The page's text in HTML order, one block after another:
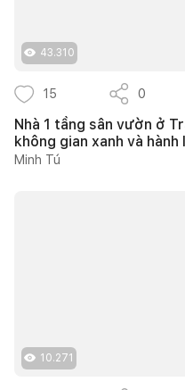
43.310
15 0
Nhà 1 tầng sân vườn ở
không gian xanh và
Minh Tú
10.271